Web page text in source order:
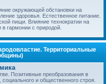
окружающей обстановки на
здоровья. Естественное питание.
пищи. Влияние технократии на
гармонии с природой.
Территориальные
Позитивные преобразования в
и общественного строя.